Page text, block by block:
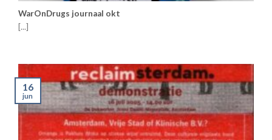
WarOnDrugs journaal okt
[...]
16
jun